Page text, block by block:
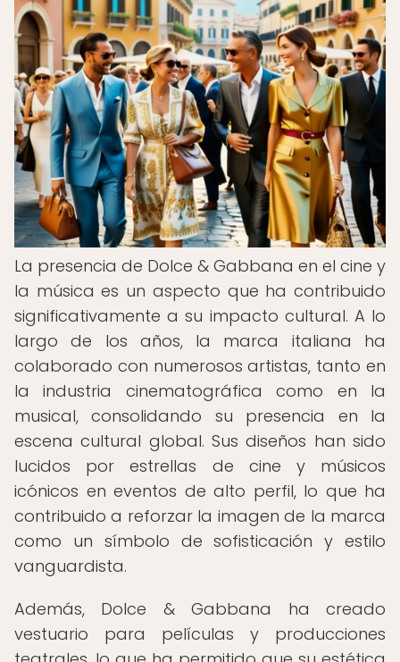
La presencia de Dolce & Gabbana en el cine y
la música es un aspecto que ha contribuido
significativamente a su impacto cultural. A lo
largo de los años, la marca italiana ha
colaborado con numerosos artistas, tanto en
la industria cinematográfica como en la
musical, consolidando su presencia en la
escena cultural global. Sus diseños han sido
lucidos por estrellas de cine y músicos
icónicos en eventos de alto perfil, lo que ha
contribuido a reforzar la imagen de la marca
como un símbolo de sofisticación y estilo
vanguardista.
Además, Dolce & Gabbana ha creado
vestuario para películas y producciones